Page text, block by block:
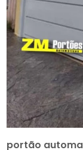
portão